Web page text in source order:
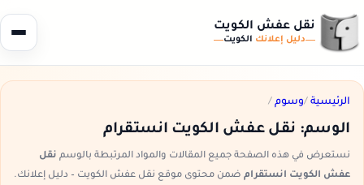
نقل عفش الكويت
دليل إعلانك الكويت
الرئيسية /وسوم /
الوسم: نقل عفش الكويت انستقرام
نستعرض في هذه الصفحة جميع المقالات والمواد المرتبطة بالوسم نقل
عفش الكويت انستقرام ضمن محتوى موقع نقل عفش الكويت – دليل إعلانك.